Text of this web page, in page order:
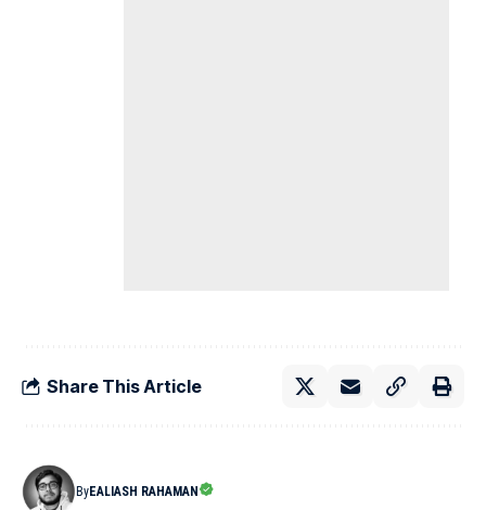
Share This Article
ByEALIASH RAHAMAN